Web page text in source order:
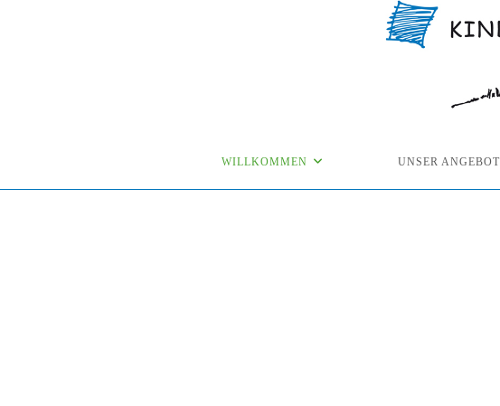
WILLKOMMEN UNSER ANGEBOT